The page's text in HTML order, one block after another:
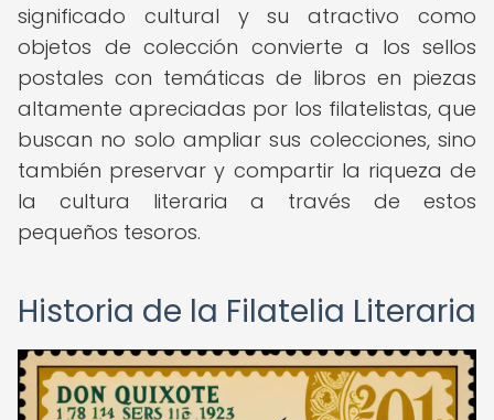
significado cultural y su atractivo como
objetos de colección convierte a los sellos
postales con temáticas de libros en piezas
altamente apreciadas por los filatelistas, que
buscan no solo ampliar sus colecciones, sino
también preservar y compartir la riqueza de
la cultura literaria a través de estos
pequeños tesoros.
Historia de la Filatelia Literaria